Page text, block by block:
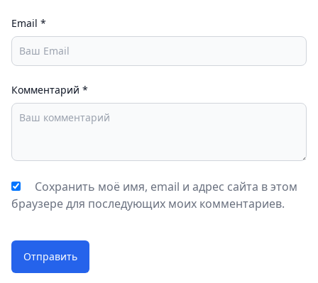
Email *
Комментарий *
Сохранить моё имя, email и адрес сайта в этом
браузере для последующих моих комментариев.
Отправить